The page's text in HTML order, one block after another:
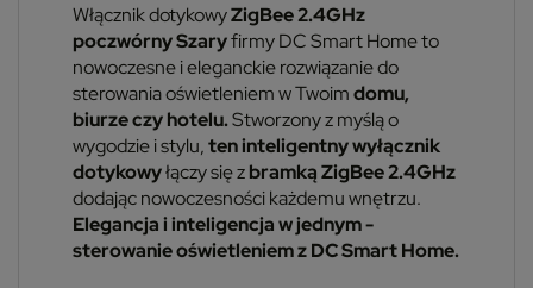
Włącznik dotykowyZigBee 2.4GHz
poczwórny Szaryfirmy DC Smart Home to
nowoczesne i eleganckie rozwiązanie do
sterowania oświetleniem w Twoimdomu,
biurze czy hotelu.Stworzony z myślą o
wygodzie i stylu,ten inteligentny wyłącznik
dotykowyłączy się zbramką ZigBee 2.4GHz
dodając nowoczesności każdemu wnętrzu.
Elegancja i inteligencja w jednym -
sterowanie oświetleniem z DC Smart Home.